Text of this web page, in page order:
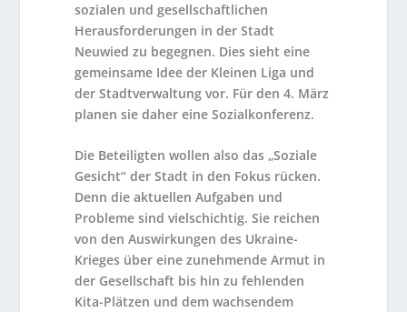
sozialen und gesellschaftlichen
Herausforderungen in der Stadt
Neuwied zu begegnen. Dies sieht eine
gemeinsame Idee der Kleinen Liga und
der Stadtverwaltung vor. Für den 4. März
planen sie daher eine Sozialkonferenz.
Die Beteiligten wollen also das „Soziale
Gesicht“ der Stadt in den Fokus rücken.
Denn die aktuellen Aufgaben und
Probleme sind vielschichtig. Sie reichen
von den Auswirkungen des Ukraine-
Krieges über eine zunehmende Armut in
der Gesellschaft bis hin zu fehlenden
Kita-Plätzen und dem wachsendem